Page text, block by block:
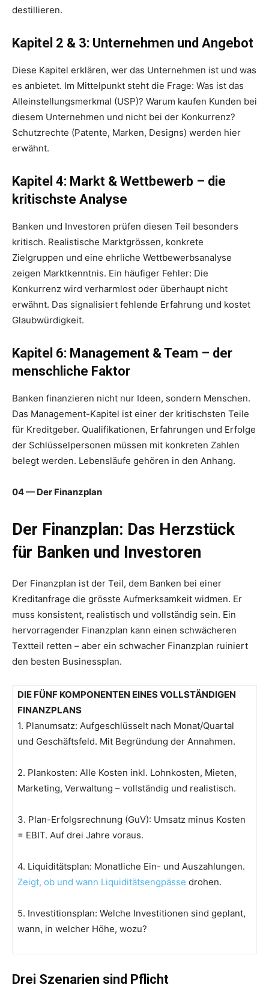
destillieren.
Kapitel 2 & 3: Unternehmen und Angebot
Diese Kapitel erklären, wer das Unternehmen ist und was
es anbietet. Im Mittelpunkt steht die Frage: Was ist das
Alleinstellungsmerkmal (USP)? Warum kaufen Kunden bei
diesem Unternehmen und nicht bei der Konkurrenz?
Schutzrechte (Patente, Marken, Designs) werden hier
erwähnt.
Kapitel 4: Markt & Wettbewerb – die
kritischste Analyse
Banken und Investoren prüfen diesen Teil besonders
kritisch. Realistische Marktgrössen, konkrete
Zielgruppen und eine ehrliche Wettbewerbsanalyse
zeigen Marktkenntnis. Ein häufiger Fehler: Die
Konkurrenz wird verharmlost oder überhaupt nicht
erwähnt. Das signalisiert fehlende Erfahrung und kostet
Glaubwürdigkeit.
Kapitel 6: Management & Team – der
menschliche Faktor
Banken finanzieren nicht nur Ideen, sondern Menschen.
Das Management-Kapitel ist einer der kritischsten Teile
für Kreditgeber. Qualifikationen, Erfahrungen und Erfolge
der Schlüsselpersonen müssen mit konkreten Zahlen
belegt werden. Lebensläufe gehören in den Anhang.
04 — Der Finanzplan
Der Finanzplan: Das Herzstück
für Banken und Investoren
Der Finanzplan ist der Teil, dem Banken bei einer
Kreditanfrage die grösste Aufmerksamkeit widmen. Er
muss konsistent, realistisch und vollständig sein. Ein
hervorragender Finanzplan kann einen schwächeren
Textteil retten – aber ein schwacher Finanzplan ruiniert
den besten Businessplan.
DIE FÜNF KOMPONENTEN EINES VOLLSTÄNDIGEN
FINANZPLANS
1. Planumsatz: Aufgeschlüsselt nach Monat/Quartal
und Geschäftsfeld. Mit Begründung der Annahmen.
2. Plankosten: Alle Kosten inkl. Lohnkosten, Mieten,
Marketing, Verwaltung – vollständig und realistisch.
3. Plan-Erfolgsrechnung (GuV): Umsatz minus Kosten
= EBIT. Auf drei Jahre voraus.
4. Liquiditätsplan: Monatliche Ein- und Auszahlungen.
Zeigt, ob und wann Liquiditätsengpässe drohen.
5. Investitionsplan: Welche Investitionen sind geplant,
wann, in welcher Höhe, wozu?
Drei Szenarien sind Pflicht